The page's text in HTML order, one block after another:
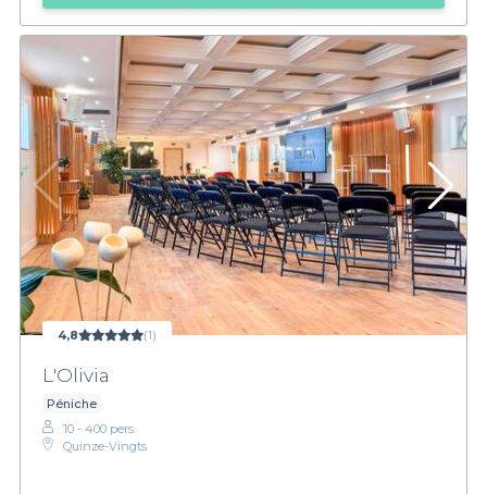
4,8 (1)
L'Olivia
Péniche
10 - 400 pers.
Quinze-Vingts